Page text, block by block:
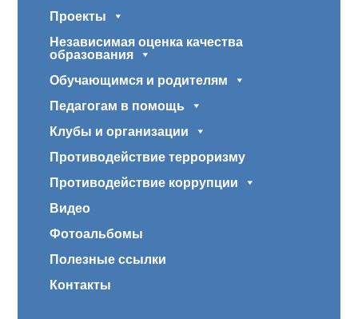
Проекты
Независимая оценка качества
образования
Обучающимся и родителям
Педагогам в помощь
Клубы и организации
Противодействие терроризму
Противодействие коррупции
Видео
Фотоальбомы
Полезные ссылки
Контакты